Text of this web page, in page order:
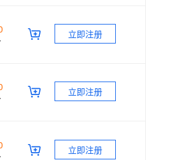
立即注册
立即注册
立即注册